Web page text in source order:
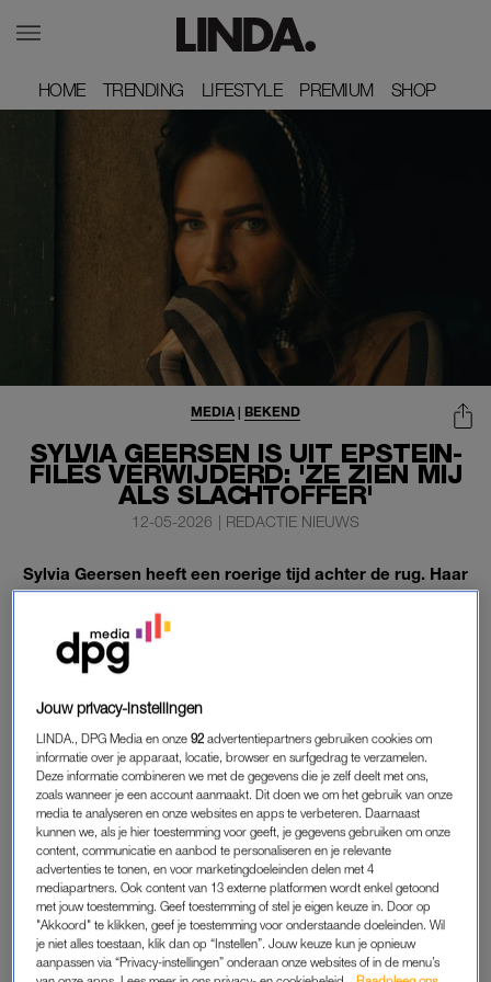
HOME
HOME TRENDING
TRENDING LIFESTYLE
LIFESTYLE PREMIUM
PREMIUM SHOP
SHOP
SYLVIA GEERSEN IS UIT EPSTEIN-
FILES VERWIJDERD: 'ZE ZIEN MIJ
ALS SLACHTOFFER'
MEDIA | BEKEND
12-05-2026 | REDACTIE NIEUWS
Sylvia Geersen heeft een roerige tijd achter de rug. Haar
verloofde zat een paar maanden in voorlopige
hechtenis. Daarnaast kwam haar naam meerdere keren
voor in de beruchte Epstein-files.
daar inmiddels niet meer in te zien is.
SYLVIA GEERSEN UIT DE EPSTEIN-FILES
Aan de nieuwssite vertelt ze: “Ze hebben mij uit deEpstein-
filesgehaald. Dat hebben ze gedaan omdat ze mij zien als
slachtoffer.” Ondertussen is Sylvia bewijs aan het verzamelen
voor een schadevergoeding. Ze moet aantonen dat ze Jeffrey
Epstein ontmoet heeft, via wie dat liep en wat ze heeft
meegemaakt met hem. “Zelfs dat ik mijn borsten heb laten
Jouw privacy-instellingen
LINDA., DPG Media en onze92 advertentiepartners gebruiken cookies om
informatie over je apparaat, locatie, browser en surfgedrag te verzamelen.
Deze informatie combineren we met de gegevens die je zelf deelt met ons,
zoals wanneer je een account aanmaakt. Dit doen we om het gebruik van onze
media te analyseren en onze websites en apps te verbeteren. Daarnaast
kunnen we, als je hier toestemming voor geeft, je gegevens gebruiken om onze
content, communicatie en aanbod te personaliseren en je relevante
advertenties te tonen, en voor marketingdoeleinden delen met 4
mediapartners. Ook content van 13 externe platformen wordt enkel getoond
met jouw toestemming. Geef toestemming of stel je eigen keuze in. Door op
"Akkoord" te klikken, geef je toestemming voor onderstaande doeleinden. Wil
je niet alles toestaan, klik dan op “Instellen”. Jouw keuze kun je opnieuw
aanpassen via “Privacy-instellingen” onderaan onze websites of in de menu’s